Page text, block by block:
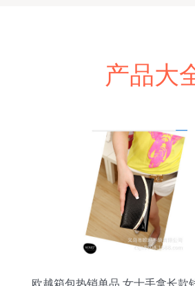
产品大
欧越箱包热销单品 女士手拿长款